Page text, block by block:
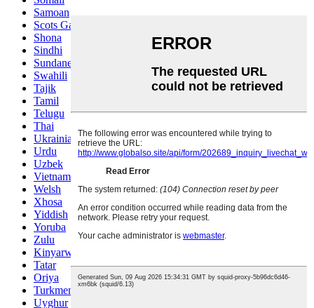
Samoan
Scots Gaelic
Shona
Sindhi
Sundanese
Swahili
Tajik
Tamil
Telugu
Thai
Ukrainian
Urdu
Uzbek
Vietnamese
Welsh
Xhosa
Yiddish
Yoruba
Zulu
Kinyarwanda
Tatar
Oriya
Turkmen
Uyghur